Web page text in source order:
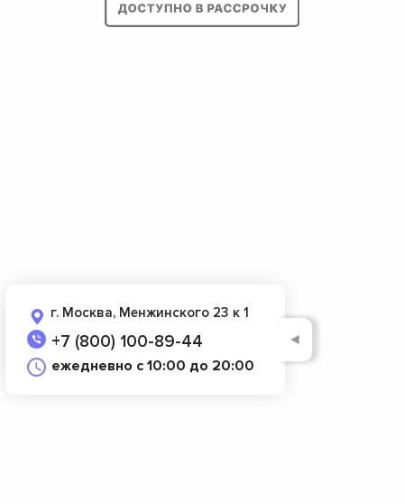
г. Москва, Менжинского 23 к 1
+7 (800) 100-89-44
ежедневно с 10:00 до 20:00
◄